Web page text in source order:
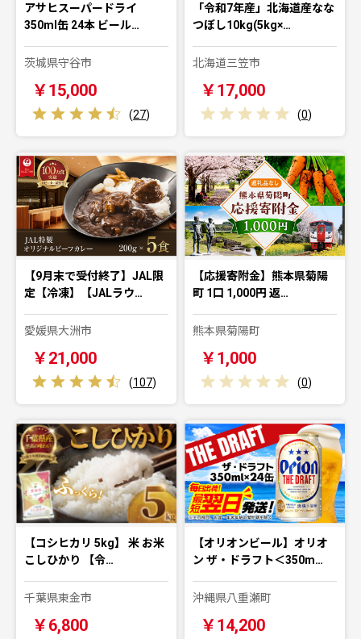
アサヒスーパードライ
350ml缶 24本 ビール…
茨城県守谷市
￥15,000
(27)
「令和7年産」北海道産なな
つぼし10kg(5kg×…
北海道三笠市
￥17,000
(0)
【9月末で受付終了】JAL限
定【冷凍】【JALラウ…
愛媛県大洲市
￥21,000
(107)
【応援寄附金】熊本県菊陽
町 1口 1,000円 返…
熊本県菊陽町
￥1,000
(0)
【コシヒカリ 5kg】 米 お米
こしひかり 【令…
千葉県東金市
￥6,800
【オリオンビール】オリオ
ン ザ・ドラフト＜350m…
沖縄県八重瀬町
￥14,200